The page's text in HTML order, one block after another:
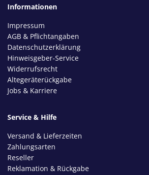
Informationen
Impressum
AGB & Pflichtangaben
Datenschutzerklärung
Hinweisgeber-Service
Widerrufsrecht
Altegeräterückgabe
Jobs & Karriere
Service & Hilfe
Versand & Lieferzeiten
Zahlungsarten
Reseller
Reklamation & Rückgabe